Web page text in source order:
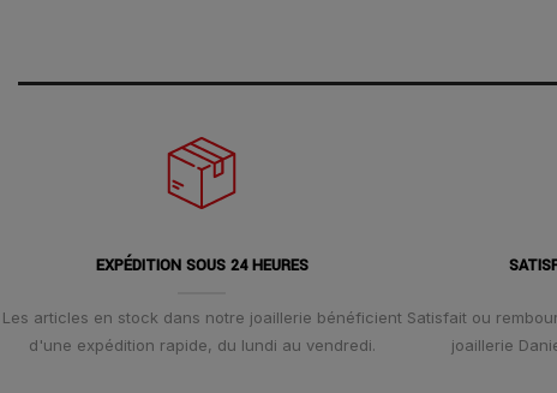
EXPÉDITION SOUS 24 HEURES
Les articles en stock dans notre joaillerie bénéficient
d'une expédition rapide, du lundi au vendredi.
Satisfait ou
joaillerie